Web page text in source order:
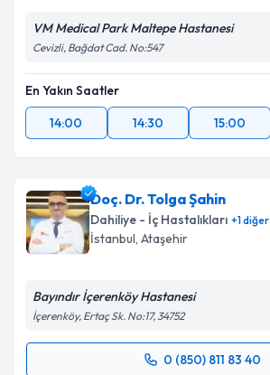
VM Medical Park Maltepe Hastanesi
Cevizli, Bağdat Cad. No:547
En Yakın Saatler
14:00
14:30 15:00
Doç. Dr. Tolga Şahin
Dahiliye - İç Hastalıkları +1diğer
İstanbul, Ataşehir
Bayındır İçerenköy Hastanesi
İçerenköy, Ertaç Sk. No:17, 34752
0 (850) 811 83 40
Randevu Takvimi Talebi